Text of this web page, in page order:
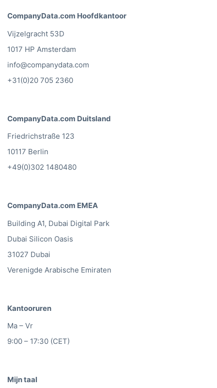
CompanyData.com Hoofdkantoor
Vijzelgracht 53D
1017 HP Amsterdam
info@companydata.com
+31(0)20 705 2360
CompanyData.com Duitsland
Friedrichstraße 123
10117 Berlin
+49(0)302 1480480
CompanyData.com EMEA
Building A1, Dubai Digital Park
Dubai Silicon Oasis
31027 Dubai
Verenigde Arabische Emiraten
Kantooruren
Ma – Vr
9:00 – 17:30 (CET)
Mijn taal